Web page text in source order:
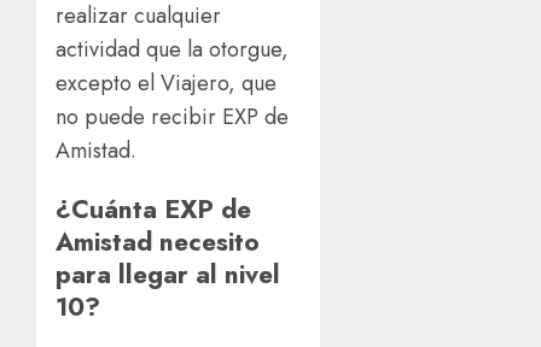
realizar cualquier
actividad que la otorgue,
excepto el Viajero, que
no puede recibir EXP de
Amistad.
¿Cuánta EXP de
Amistad necesito
para llegar al nivel
10?